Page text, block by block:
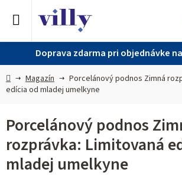
Doprava zdarma pri objednávke
DomovMagazín
Porcelánový podnos Zimná
edícia od mladej umelkyne
Porcelánový podnos
rozprávka: Limitovaná
mladej umelkyne